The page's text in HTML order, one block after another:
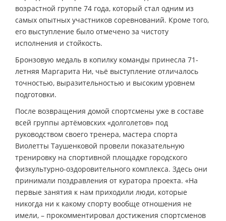
возрастной группе 74 года, который стал одним из
самых опытных участников соревнований. Кроме того,
его выступление было отмечено за чистоту
исполнения и стойкость.
Бронзовую медаль в копилку команды принесла 71-
летняя Маргарита Ни, чьё выступление отличалось
точностью, выразительностью и высоким уровнем
подготовки.
После возвращения домой спортсмены уже в составе
всей группы артёмовских «долголетов» под
руководством своего тренера, мастера спорта
Виолетты Таушенковой провели показательную
тренировку на спортивной площадке городского
физкультурно-оздоровительного комплекса. Здесь они
принимали поздравления от куратора проекта. «На
первые занятия к нам приходили люди, которые
никогда ни к какому спорту вообще отношения не
имели, – прокомментировал достижения спортсменов